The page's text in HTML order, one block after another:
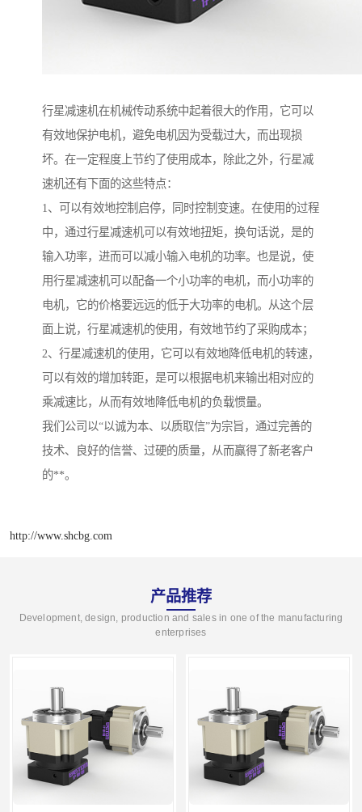
行星减速机在机械传动系统中起着很大的作用，它可以
有效地保护电机，避免电机因为受载过大，而出现损
坏。在一定程度上节约了使用成本，除此之外，行星减
速机还有下面的这些特点：
1、可以有效地控制启停，同时控制变速。在使用的过程
中，通过行星减速机可以有效地扭矩，换句话说，是的
输入功率，进而可以减小输入电机的功率。也是说，使
用行星减速机可以配备一个小功率的电机，而小功率的
电机，它的价格要远远的低于大功率的电机。从这个层
面上说，行星减速机的使用，有效地节约了采购成本；
2、行星减速机的使用，它可以有效地降低电机的转速，
可以有效的增加转距，是可以根据电机来输出相对应的
乘减速比，从而有效地降低电机的负载惯量。
我们公司以“以诚为本、以质取信”为宗旨，通过完善的
技术、良好的信誉、过硬的质量，从而赢得了新老客户
的**。
http://www.shcbg.com
产品推荐
Development, design, production and sales in one of the manufacturing
enterprises